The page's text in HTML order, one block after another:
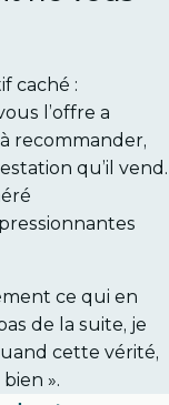
caché :
l’offre a
recommander,
qu’il vend.
ce qui en
de la suite, je
cette vérité,
».